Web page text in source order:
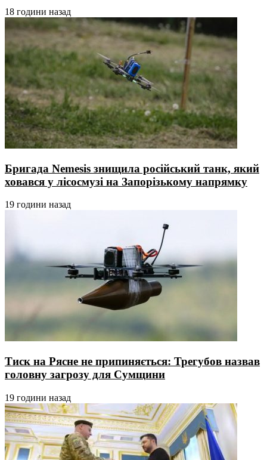
18 години назад
Бригада Nemesis знищила російський танк, який
ховався у лісосмузі на Запорізькому напрямку
19 години назад
Тиск на Рясне не припиняється: Трегубов назвав
головну загрозу для Сумщини
19 години назад